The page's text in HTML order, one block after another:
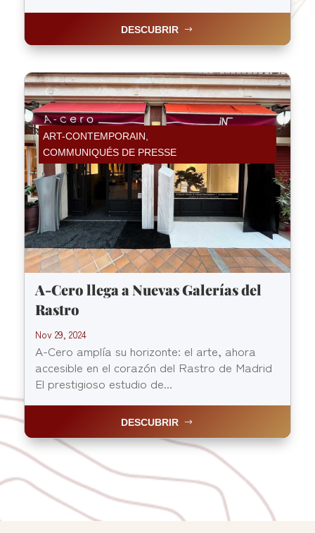
DESCUBRIR
ART-CONTEMPORAIN
COMMUNIQUÉS DE PRESSE
A-Cero llega a Nuevas Galerías del
Rastro
Nov 29, 2024
A-Cero amplía su horizonte: el arte, ahora
accesible en el corazón del Rastro de Madrid
El prestigioso estudio de...
DESCUBRIR